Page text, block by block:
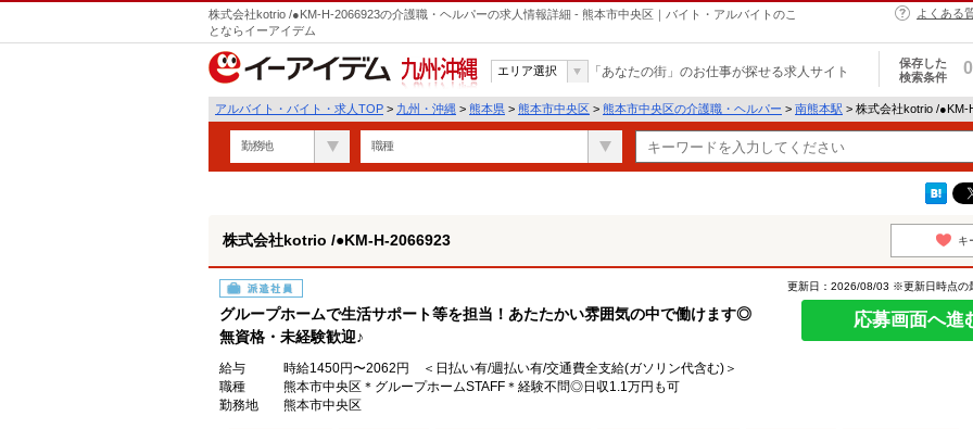
株式会社kotrio /●KM-H-2066923の介護職・ヘルパーの求人情報詳細 - 熊本市中央区｜バイト・アルバイトのこ
とならイーアイデム
よくある
九州・沖縄
エリア選択 「あなたの街」のお仕事が探せる求人サイト
保存した
検索条件
0
アルバイト・バイト・求人TOP > 九州・沖縄 > 熊本県 > 熊本市中央区 > 熊本市中央区の介護職・ヘルパー > 南熊本駅 > 株式会社kotrio /●KM-
勤務地 職種
株式会社kotrio /●KM-H-2066923 キ
派遣社員
グループホームで生活サポート等を担当！あたたかい雰囲気の中で働けます◎
無資格・未経験歓迎♪
更新日：2026/08/03 ※更新日時点の
応募画面へ進
給与
時給1450円〜2062円 ＜日払い有/週払い有/交通費全支給(ガソリン代含む)＞
職種
熊本市中央区＊グループホームSTAFF＊経験不問◎日収1.1万円も可
勤務地
熊本市中央区